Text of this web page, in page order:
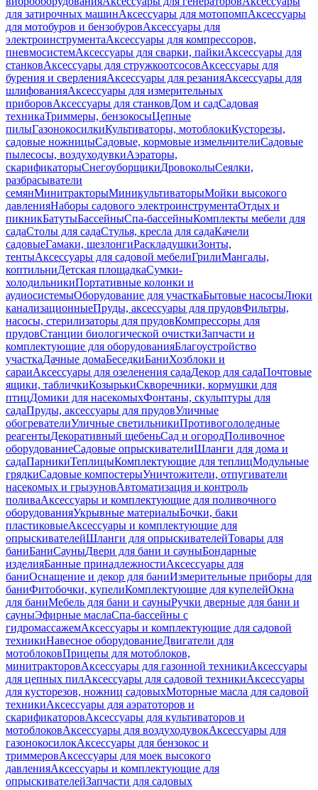
для затирочных машинАксессуары для мотопомпАксессуары
для мотобуров и бензобуровАксессуары для
электроинструментаАксессуары для компрессоров,
пневмосистемАксессуары для сварки, пайкиАксессуары для
станковАксессуары для стружкоотсосовАксессуары для
бурения и сверленияАксессуары для резанияАксессуары для
шлифованияАксессуары для измерительных
приборовАксессуары для станковДом и садСадовая
техникаТриммеры, бензокосыЦепные
пилыГазонокосилкиКультиваторы, мотоблокиКусторезы,
садовые ножницыСадовые, кормовые измельчителиСадовые
пылесосы, воздуходувкиАэраторы,
скарификаторыСнегоуборщикиДровоколыСеялки,
разбрасыватели
семянМинитракторыМиникультиваторыМойки высокого
давленияНаборы садового электроинструментаОтдых и
пикникБатутыБассейныСпа-бассейныКомплекты мебели для
садаСтолы для садаСтулья, кресла для садаКачели
садовыеГамаки, шезлонгиРаскладушкиЗонты,
тентыАксессуары для садовой мебелиГрилиМангалы,
коптильниДетская площадкаСумки-
холодильникиПортативные колонки и
аудиосистемыОборудование для участкаБытовые насосыЛюки
канализационныеПруды, аксессуары для прудовФильтры,
насосы, стерилизаторы для прудовКомпрессоры для
прудовСтанции биологической очисткиЗапчасти и
комплектующие для оборудованияБлагоустройство
участкаДачные домаБеседкиБаниХозблоки и
сараиАксессуары для озеленения садаДекор для садаПочтовые
ящики, табличкиКозырькиСкворечники, кормушки для
птицДомики для насекомыхФонтаны, скульптуры для
садаПруды, аксессуары для прудовУличные
обогревателиУличные светильникиПротивогололедные
реагентыДекоративный щебеньСад и огородПоливочное
оборудованиеСадовые опрыскивателиШланги для дома и
садаПарникиТеплицыКомплектующие для теплицМодульные
грядкиСадовые компостерыУничтожители, отпугиватели
насекомых и грызуновАвтоматизация и контроль
поливаАксессуары и комплектующие для поливочного
оборудованияУкрывные материалыБочки, баки
пластиковыеАксессуары и комплектующие для
опрыскивателейШланги для опрыскивателейТовары для
баниБаниСауныДвери для бани и сауныБондарные
изделияБанные принадлежностиАксессуары для
баниОснащение и декор для баниИзмерительные приборы для
баниФитобочки, купелиКомплектующие для купелейОкна
для баниМебель для бани и сауныРучки дверные для бани и
сауныЭфирные маслаСпа-бассейны с
гидромассажемАксессуары и комплектующие для садовой
техникиНавесное оборудованиеДвигатели для
мотоблоковПрицепы для мотоблоков,
минитракторовАксессуары для газонной техникиАксессуары
для цепных пилАксессуары для садовой техникиАксессуары
для кусторезов, ножниц садовыхМоторные масла для садовой
техникиАксессуары для аэратоторов и
скарификаторовАксессуары для культиваторов и
мотоблоковАксессуары для воздуходувокАксессуары для
газонокосилокАксессуары для бензокос и
триммеровАксессуары для моек высокого
давленияАксессуары и комплектующие для
опрыскивателейЗапчасти для садовых